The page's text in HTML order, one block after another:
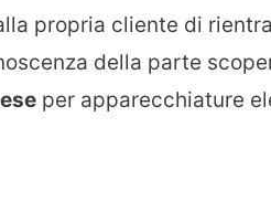
propria cliente di
della parte
per apparecchiature